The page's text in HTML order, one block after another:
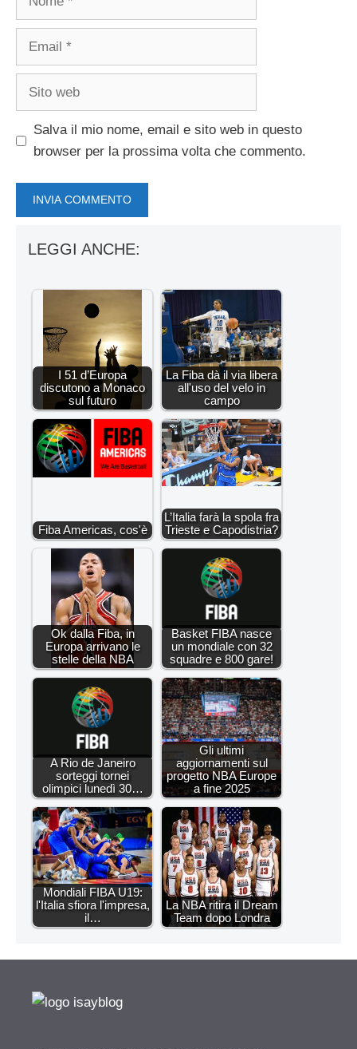
Email
Sito
Salva il mio nome, email e sito web in questo
browser per la prossima volta che commento.
LEGGI ANCHE:
I 51 d’Europa
discutono a Monaco
sul futuro
La Fiba dà il via libera
all'uso del velo in
campo
Fiba Americas, cos'è
L’Italia farà la spola fra
Trieste e Capodistria?
Ok dalla Fiba, in
Europa arrivano le
stelle della NBA
Basket FIBA nasce
un mondiale con 32
squadre e 800 gare!
A Rio de Janeiro
sorteggi tornei
olimpici lunedì 30…
Gli ultimi
aggiornamenti sul
progetto NBA Europe
a fine 2025
Mondiali FIBA U19:
l'Italia sfiora l'impresa,
il…
La NBA ritira il Dream
Team dopo Londra